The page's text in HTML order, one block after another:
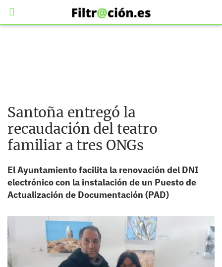
Santoña entregó la
recaudación del teatro
familiar a tres ONGs
El Ayuntamiento facilita la renovación del DNI
electrónico con la instalación de un Puesto de
Actualización de Documentación (PAD)